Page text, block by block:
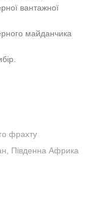
вантажної
майданчика
фрахту
Південна Африка